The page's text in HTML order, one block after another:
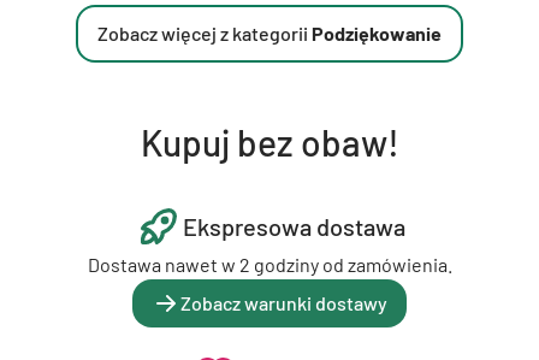
Zobacz więcej z kategorii Podziękowanie
Kupuj bez obaw!
Ekspresowa dostawa
Dostawa nawet w 2 godziny od zamówienia.
Zobacz warunki dostawy